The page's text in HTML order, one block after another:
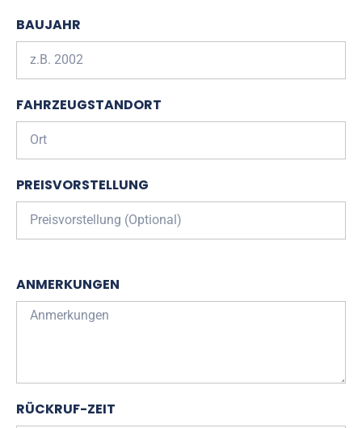
BAUJAHR
FAHRZEUGSTANDORT
PREISVORSTELLUNG
ANMERKUNGEN
RÜCKRUF-ZEIT